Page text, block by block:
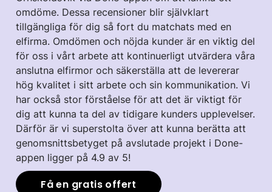
omdöme. Dessa recensioner blir självklart
tillgängliga för dig så fort du matchats med en
elfirma. Omdömen och nöjda kunder är en viktig del
för oss i vårt arbete att kontinuerligt utvärdera våra
anslutna elfirmor och säkerställa att de levererar
hög kvalitet i sitt arbete och sin kommunikation. Vi
har också stor förståelse för att det är viktigt för
dig att kunna ta del av tidigare kunders upplevelser.
Därför är vi superstolta över att kunna berätta att
genomsnittsbetyget på avslutade projekt i Done-
appen ligger på 4.9 av 5!
Få en gratis offert